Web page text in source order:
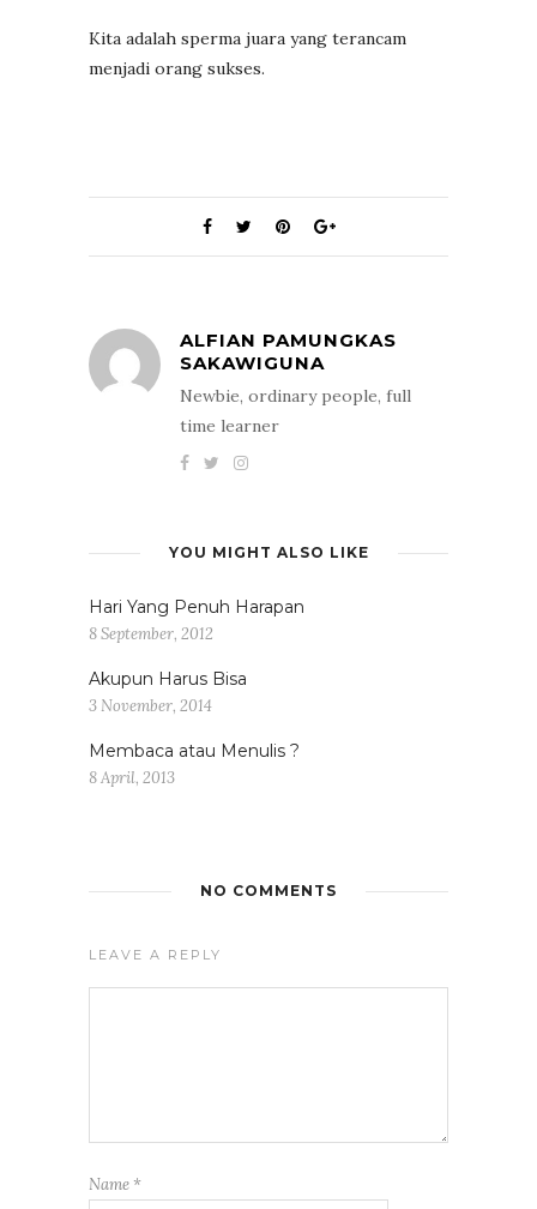
Kita adalah sperma juara yang terancam
menjadi orang sukses.
ALFIAN PAMUNGKAS
SAKAWIGUNA
Newbie, ordinary people, full
time learner
YOU MIGHT ALSO LIKE
Hari Yang Penuh Harapan
8 September, 2012
Akupun Harus Bisa
3 November, 2014
Membaca atau Menulis ?
8 April, 2013
NO COMMENTS
LEAVE A REPLY
Name *